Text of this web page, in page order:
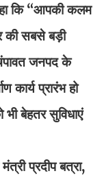
कि “आपकी कलम
की सबसे बड़ी
जनपद के
कार्य प्रारंभ हो
बेहतर सुविधाएं
प्रदीप बत्रा,